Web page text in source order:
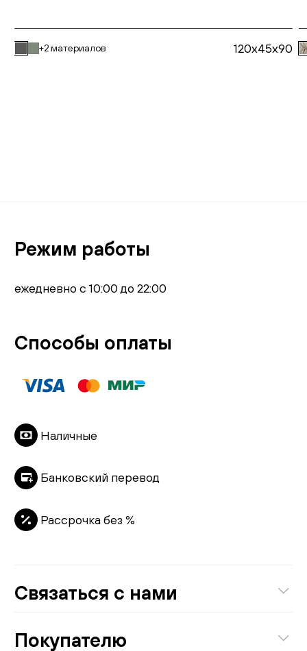
+2 материалов
120x45x90
Связаться с нами
8 (800) 301-01-38
Режим работы
ежедневно с 10:00 до 22:00
Способы оплаты
Наличные
Банковский перевод
Рассрочка без %
Покупателю